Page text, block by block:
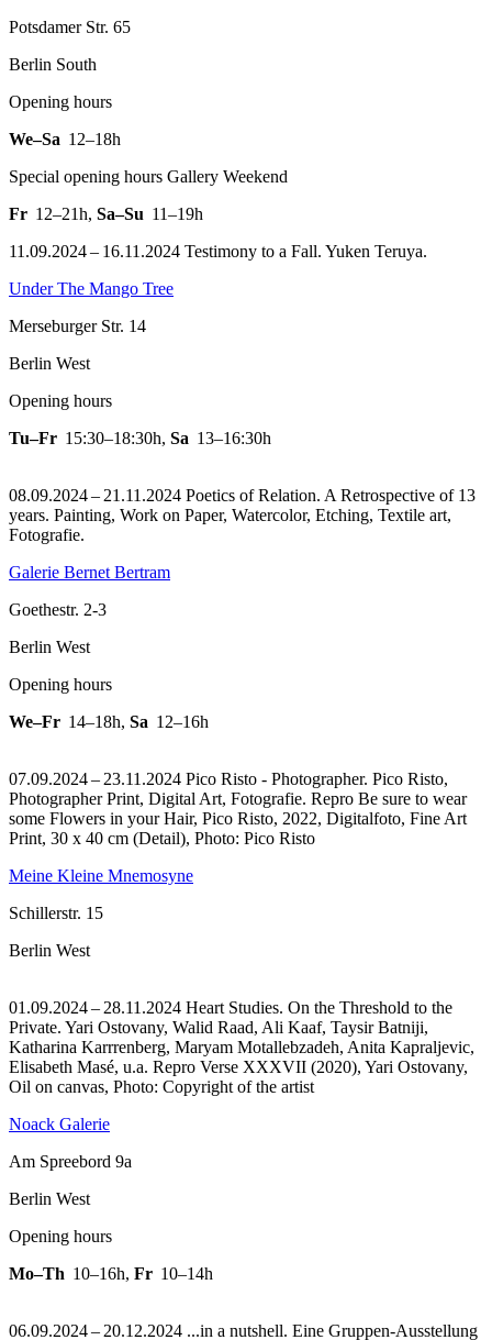
Potsdamer Str. 65
Berlin South
Opening hours
We–Sa 12–18h
Special opening hours Gallery Weekend
Fr 12–21h, Sa–Su 11–19h
11.09.2024 – 16.11.2024 Testimony to a Fall. Yuken Teruya.
Under The Mango Tree
Merseburger Str. 14
Berlin West
Opening hours
Tu–Fr 15:30–18:30h, Sa 13–16:30h
08.09.2024 – 21.11.2024 Poetics of Relation. A Retrospective of 13
years. Painting, Work on Paper, Watercolor, Etching, Textile art,
Fotografie.
Galerie Bernet Bertram
Goethestr. 2-3
Berlin West
Opening hours
We–Fr 14–18h, Sa 12–16h
07.09.2024 – 23.11.2024 Pico Risto - Photographer. Pico Risto,
Photographer Print, Digital Art, Fotografie. Repro Be sure to wear
some Flowers in your Hair, Pico Risto, 2022, Digitalfoto, Fine Art
Print, 30 x 40 cm (Detail), Photo: Pico Risto
Meine Kleine Mnemosyne
Schillerstr. 15
Berlin West
01.09.2024 – 28.11.2024 Heart Studies. On the Threshold to the
Private. Yari Ostovany, Walid Raad, Ali Kaaf, Taysir Batniji,
Katharina Karrrenberg, Maryam Motallebzadeh, Anita Kapraljevic,
Elisabeth Masé, u.a. Repro Verse XXXVII (2020), Yari Ostovany,
Oil on canvas, Photo: Copyright of the artist
Noack Galerie
Am Spreebord 9a
Berlin West
Opening hours
Mo–Th 10–16h, Fr 10–14h
06.09.2024 – 20.12.2024 ...in a nutshell. Eine Gruppen-Ausstellung